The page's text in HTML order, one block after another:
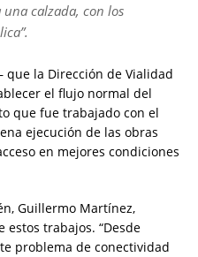
calzada, con los
que la Dirección de Vialidad
el flujo normal del
que fue trabajado con el
ejecución de las obras
en mejores condiciones
Guillermo Martínez,
trabajos. “Desde
problema de conectividad